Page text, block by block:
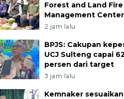
Forest and Land Fire
Management Center
2 jam lalu
BPJS: Cakupan
UCJ Sulteng capai
persen dari target
3 jam lalu
Kemnaker